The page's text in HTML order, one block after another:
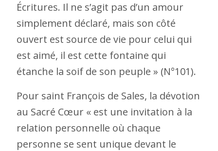
Écritures. Il ne s’agit pas d’un amour
simplement déclaré, mais son côté
ouvert est source de vie pour celui qui
est aimé, il est cette fontaine qui
étanche la soif de son peuple » (N°101).
Pour saint François de Sales, la dévotion
au Sacré Cœur « est une invitation à la
relation personnelle où chaque
personne se sent unique devant le